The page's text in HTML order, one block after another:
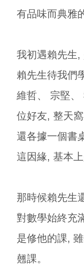
有品味而典雅
我初遇賴先生,
賴先生待我們
維哲、 宗堅、
位好友, 整天
還各據一個書
這因緣, 基本
那時候賴先生
對數學始終充
是修他的課,
翹課。